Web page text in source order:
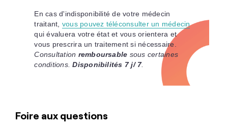
En cas d'indisponibilité de votre médecin
traitant, vous pouvez téléconsulter un médecin
qui évaluera votre état et vous orientera et
vous prescrira un traitement si nécessaire.
Consultation remboursable sous certaines
conditions.Disponibilités 7 j/ 7.
Foire aux questions